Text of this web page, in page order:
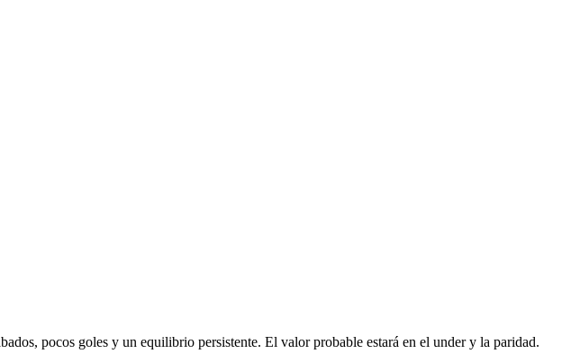
pocos goles y un equilibrio persistente. El valor probable estará en el under y la paridad.